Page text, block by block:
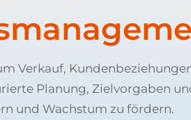
Verkauf,
Planung, Zielvorgaben
und Wachstum zu fördern.